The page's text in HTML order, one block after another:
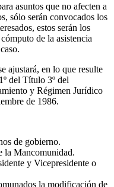
asuntos que no afecten a
sólo serán convocados los
estos serán los
de la asistencia
ajustará, en lo que resulte
del Título 3º del
y Régimen Jurídico
de 1986.
de gobierno.
la Mancomunidad.
y Vicepresidente o
la modificación de